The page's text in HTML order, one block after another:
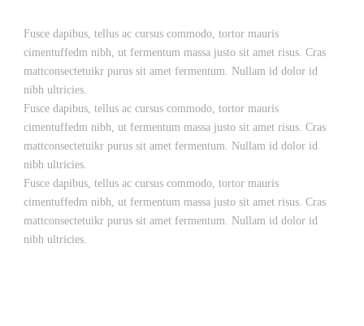
Fusce dapibus, tellus ac cursus commodo, tortor mauris
cimentuffedm nibh, ut fermentum massa justo sit amet risus. Cras
mattconsectetuikr purus sit amet fermentum. Nullam id dolor id
nibh ultricies.
Fusce dapibus, tellus ac cursus commodo, tortor mauris
cimentuffedm nibh, ut fermentum massa justo sit amet risus. Cras
mattconsectetuikr purus sit amet fermentum. Nullam id dolor id
nibh ultricies.
Fusce dapibus, tellus ac cursus commodo, tortor mauris
cimentuffedm nibh, ut fermentum massa justo sit amet risus. Cras
mattconsectetuikr purus sit amet fermentum. Nullam id dolor id
nibh ultricies.